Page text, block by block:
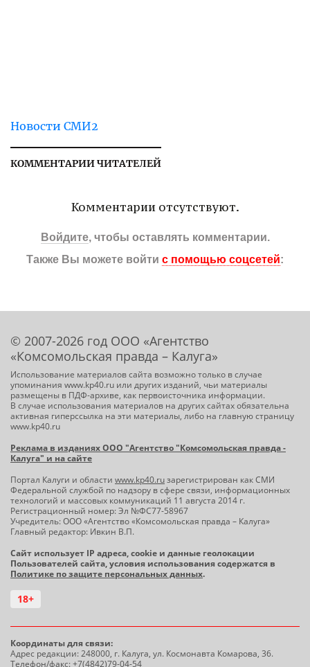
Новости СМИ2
КОММЕНТАРИИ ЧИТАТЕЛЕЙ
Комментарии отсутствуют.
Войдите, чтобы оставлять комментарии.
Также Вы можете войти с помощью соцсетей:
© 2007-2026 год ООО «Агентство
«Комсомольская правда – Калуга»
Использование материалов сайта возможно только в случае
упоминания www.kp40.ru или других изданий, чьи материалы
размещены в ПДФ-архиве, как первоисточника информации.
В случае использования материалов на других сайтах обязательна
активная гиперссылка на эти материалы, либо на главную страницу
www.kp40.ru
Реклама в изданиях ООО "Агентство "Комсомольская правда -
Калуга" и на сайте
Портал Калуги и области www.kp40.ruзарегистрирован как СМИ
Федеральной службой по надзору в сфере связи, информационных
технологий и массовых коммуникаций 11 августа 2014 г.
Регистрационный номер: Эл №ФС77-58967
Учредитель: ООО «Агентство «Комсомольская правда – Калуга»
Главный редактор: Ивкин В.П.
Сайт использует IP адреса, cookie и данные геолокации
Пользователей сайта, условия использования содержатся в
Политике по защите персональных данных.
18+
Координаты для связи:
Адрес редакции: 248000, г. Калуга, ул. Космонавта Комарова, 36.
Телефон/факс: +7(4842)79-04-54